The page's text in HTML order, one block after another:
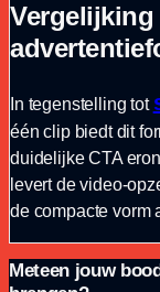
Vergelijking
In tegenstelling tot
één clip biedt dit
duidelijke CTA
levert de video-
de compacte vorm
Meteen jouw